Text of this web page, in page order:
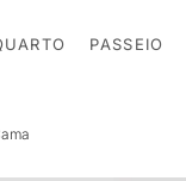
PASSEIO